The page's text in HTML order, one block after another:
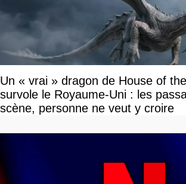
Un « vrai » dragon de House of
survole le Royaume-Uni : les
scène, personne ne veut y croire